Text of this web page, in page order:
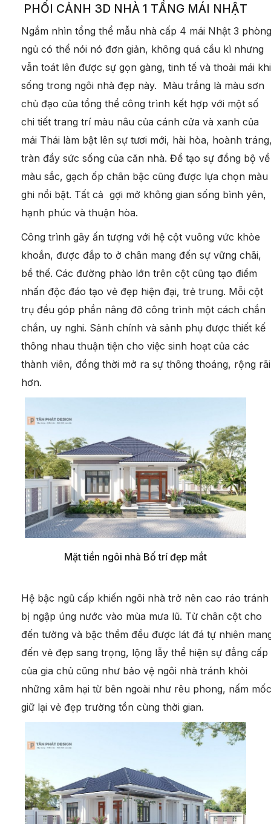
PHỐI CẢNH 3D NHÀ 1 TẦNG MÁI NHẬT
Ngắm nhìn tổng thể mẫu nhà cấp 4 mái Nhật 3 phòng
ngủ có thể nói nó đơn giản, không quá cầu kì nhưng
vẫn toát lên được sự gọn gàng, tinh tế và thoải mái khi
sống trong ngôi nhà đẹp này. Màu trắng là màu sơn
chủ đạo của tổng thể công trình kết hợp với một số
chi tiết trang trí màu nâu của cánh cửa và xanh của
mái Thái làm bật lên sự tươi mới, hài hòa, hoành
tràn đầy sức sống của căn nhà. Để tạo sự đồng bộ về
màu sắc, gạch ốp chân bậc cũng được lựa chọn màu
ghi nổi bật. Tất cả gợi mở không gian sống bình yên,
hạnh phúc và thuận hòa.
Công trình gây ấn tượng với hệ cột vuông vức khỏe
khoắn, được đắp to ở chân mang đến sự vững chãi,
bề thế. Các đường phào lớn trên cột cũng tạo điểm
nhấn độc đáo tạo vẻ đẹp hiện đại, trẻ trung. Mỗi cột
trụ đều góp phần nâng đỡ công trình một cách chắn
chắn, uy nghi. Sảnh chính và sảnh phụ được thiết kế
thông nhau thuận tiện cho việc sinh hoạt của các
thành viên, đồng thời mở ra sự thông thoáng, rộng rãi
hơn.
Mặt tiền ngôi nhà Bố trí đẹp mắt
Hệ bậc ngũ cấp khiến ngôi nhà trở nên cao ráo tránh
bị ngập úng nước vào mùa mưa lũ. Từ chân cột cho
đến tường và bậc thềm đều được lát đá tự nhiên
đến vẻ đẹp sang trọng, lộng lẫy thể hiện sự đẳng cấp
của gia chủ cũng như bảo vệ ngôi nhà tránh khỏi
những xâm hại từ bên ngoài như rêu phong, nấm mốc
giữ lại vẻ đẹp trường tồn cùng thời gian.